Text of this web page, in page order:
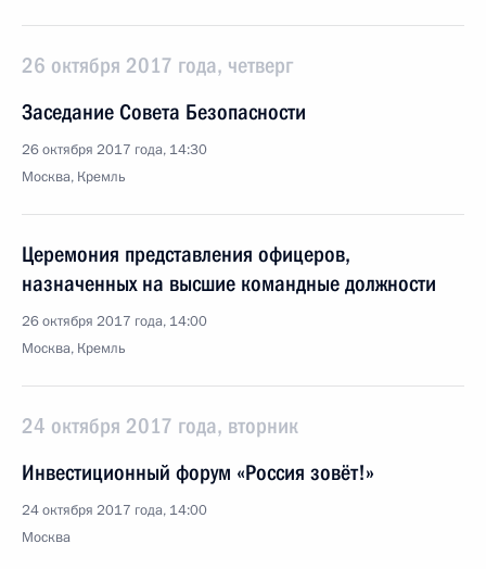
26 октября 2017 года, четверг
Заседание Совета Безопасности
26 октября 2017 года, 14:30
Москва, Кремль
Церемония представления офицеров,
назначенных на высшие командные должности
26 октября 2017 года, 14:00
Москва, Кремль
24 октября 2017 года, вторник
Инвестиционный форум «Россия зовёт!»
24 октября 2017 года, 14:00
Москва